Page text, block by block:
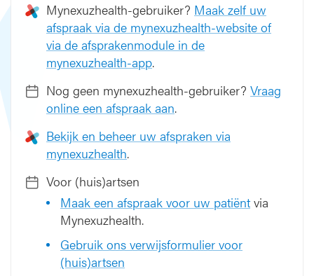
Mynexuzhealth-gebruiker? Maak zelf uw
afspraak via de mynexuzhealth-website of
via de afsprakenmodule in de
mynexuzhealth-app.
Nog geen mynexuzhealth-gebruiker? Vraag
online een afspraak aan.
Bekijk en beheer uw afspraken via
mynexuzhealth.
Voor (huis)artsen
Maak een afspraak voor uw patiënt via
Mynexuzhealth.
Gebruik ons verwijsformulier voor
(huis)artsen